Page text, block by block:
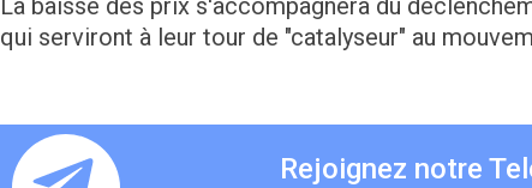
La baisse des prix s'accompagnera du
qui serviront à leur tour de "catalyseur" au
Rejoignez notre